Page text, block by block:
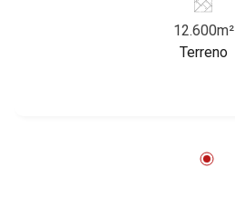
12.600m²
Terreno